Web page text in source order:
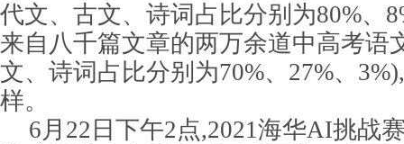
代文、古文、诗词占比分别为80%、
来自八千篇文章的两万余道中高考语
文、诗词占比分别为70%、27%、
样。
6月22日下午2点,2021海华AI挑战